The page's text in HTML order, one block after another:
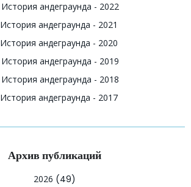
История андеграунда - 2022
История андеграунда - 2021
История андеграунда - 2020
История андеграунда - 2019
История андеграунда - 2018
История андеграунда - 2017
Архив публикаций
2026 (49)